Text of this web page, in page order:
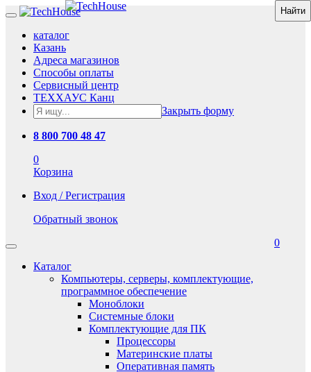
каталог
Казань
Адреса магазинов
Способы оплаты
Сервисный центр
ТЕХХАУС Канц
Закрыть форму
8 800 700 48 47
0
Корзина
Вход / Регистрация
Обратный звонок
0
Каталог
Компьютеры, серверы, комплектующие,
программное обеспечение
Моноблоки
Системные блоки
Комплектующие для ПК
Процессоры
Материнские платы
Оперативная память